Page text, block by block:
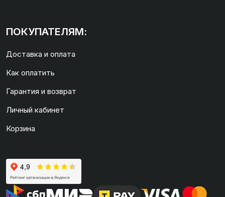
ПОКУПАТЕЛЯМ:
Доставка и оплата
Как оплатить
Гарантия и возврат
Личный кабинет
Корзина